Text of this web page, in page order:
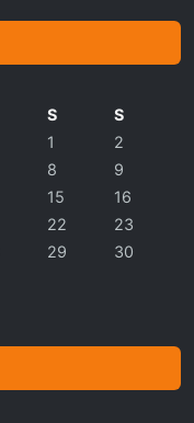
S S
1
2
8
9
15
16
22
23
29
30